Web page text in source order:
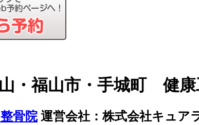
・福山市・手城町 健
運営会社：株式会社キュア